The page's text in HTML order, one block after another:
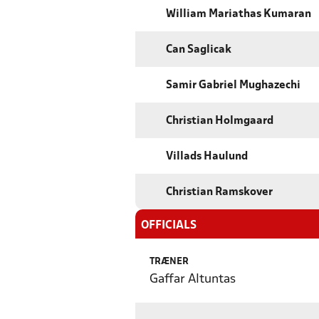
William Mariathas Kumaran
Can Saglicak
Samir Gabriel Mughazechi
Christian Holmgaard
Villads Haulund
Christian Ramskover
OFFICIALS
TRÆNER
Gaffar Altuntas